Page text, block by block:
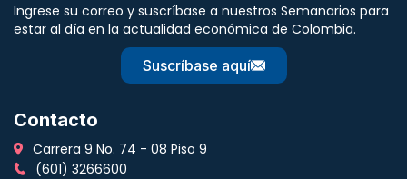
Ingrese su correo y suscríbase a nuestros Semanarios para
estar al día en la actualidad económica de Colombia.
Suscríbase aquí
Contacto
Carrera 9 No. 74 - 08 Piso 9
(601) 3266600